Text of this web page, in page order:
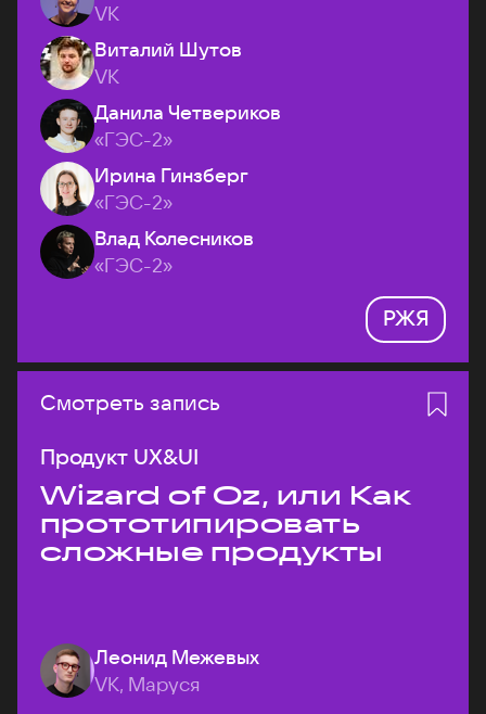
VK
Виталий Шутов
VK
Данила Четвериков
«ГЭС-2»
Ирина Гинзберг
«ГЭС-2»
Влад Колесников
«ГЭС-2»
РЖЯ
Смотреть запись
Продукт UX&UI
Wizard of Oz, или Как
прототипировать
сложные продукты
Леонид Межевых
VK, Маруся